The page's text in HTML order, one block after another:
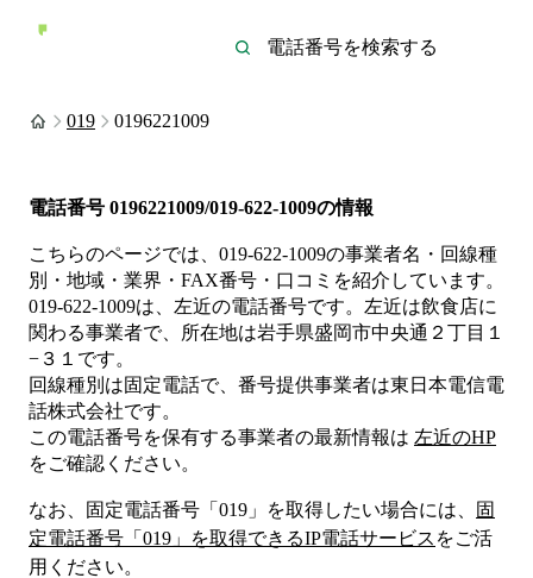
019 0196221009
電話番号 0196221009/019-622-1009の情報
こちらのページでは、 019-622-1009の事業者名・回線種
別・地域・業界・FAX番号・口コミを紹介しています。
019-622-1009は、 左近の電話番号です。 左近は飲食店に
関わる事業者で、所在地は岩手県盛岡市中央通２丁目１
−３１ です。
回線種別は固定電話で、番号提供事業者は東日本電信電
話株式会社です。
この電話番号を保有する事業者の最新情報は 左近のHP
をご確認ください。
なお、固定電話番号「 019 」を取得したい場合には、
固
定電話番号「 019 」を取得できるIP電話サービス をご活
用ください。